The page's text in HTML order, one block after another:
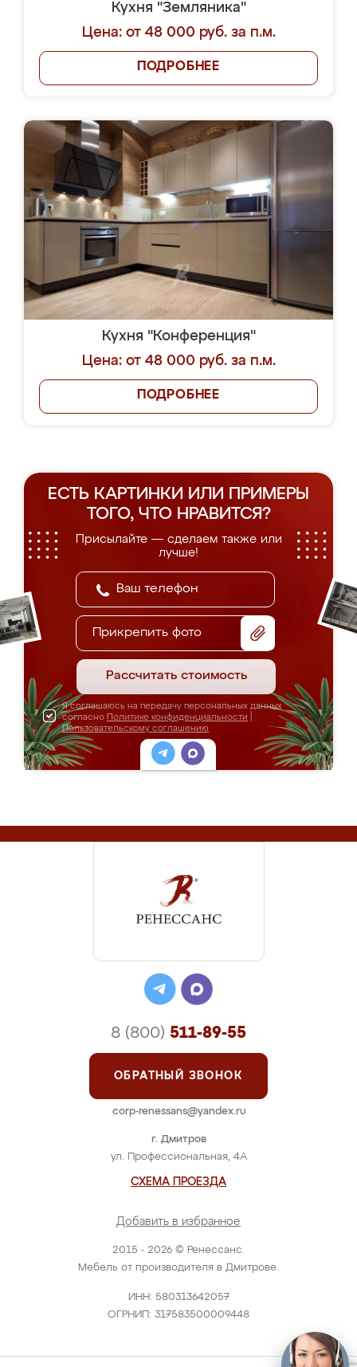
Кухня "Земляника"
Цена: от 48 000 руб. за п.м.
ПОДРОБНЕЕ
Кухня "Конференция"
Цена: от 48 000 руб. за п.м.
ПОДРОБНЕЕ
ЕСТЬ КАРТИНКИ ИЛИ ПРИМЕРЫ
ТОГО, ЧТО НРАВИТСЯ?
Присылайте — сделаем также или
лучше!
Прикрепить фото
Рассчитать стоимость
Я соглашаюсь на передачу персональных данных
согласно Политике конфиденциальности
Пользовательскому соглашению
2015 - 2026 © Ренессанс.
Мебель от производителя в Дмитрове.
ИНН: 580313642057
ОГРНИП: 317583500009448
г. Дмитров
ул. Профессиональная, 4А
СХЕМА ПРОЕЗДА
Добавить в избранное
8 (800) 511-89-55
ОБРАТНЫЙ ЗВОНОК
corp-renessans@yandex.ru